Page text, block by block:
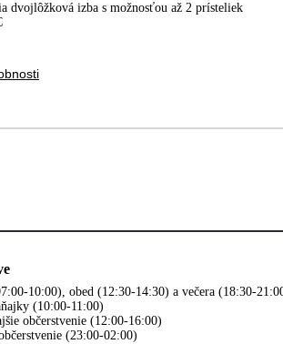
dvojlôžková izba s možnosťou až 2 prísteliek
10:00), obed (12:30-14:30) a večera (18:30-
(10:00-11:00)
občerstvenie (12:00-16:00)
(23:00-02:00)